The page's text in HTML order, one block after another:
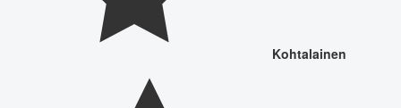
Kohtalainen